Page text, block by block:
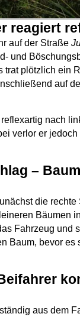
reagiert
auf der Straße
und
trat plötzlich ein
auf
nach
verlor er
–
die
Bäumen
Fahrzeug und
Baum, bevor es
aus dem